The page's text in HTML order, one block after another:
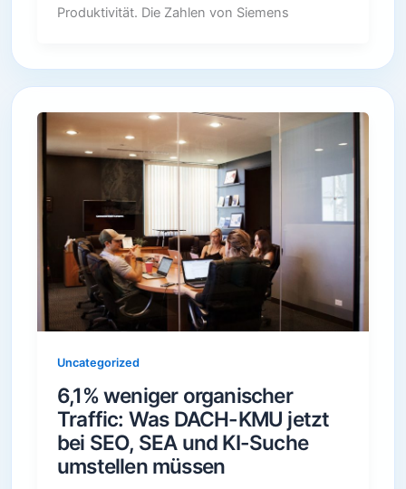
Produktivität. Die Zahlen von Siemens
Uncategorized
6,1% weniger organischer
Traffic: Was DACH-KMU jetzt
bei SEO, SEA und KI-Suche
umstellen müssen